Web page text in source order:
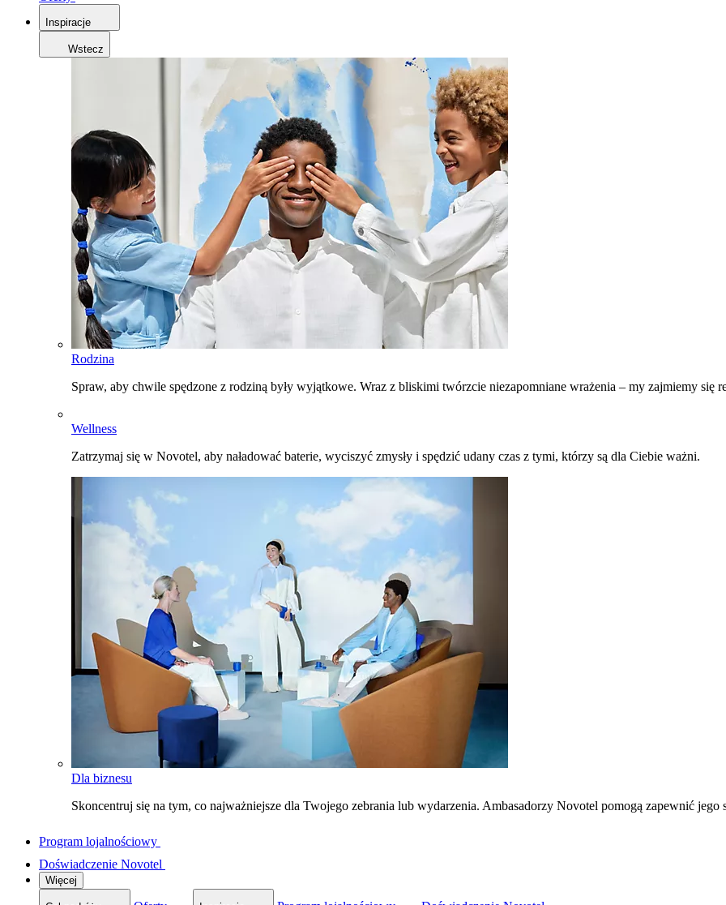
Inspiracje
Wstecz
Rodzina
Spraw, aby chwile spędzone z rodziną były wyjątkowe. Wraz z bliskimi twórzcie niezapomniane wrażenia – my zajmiemy się
Wellness
Zatrzymaj się w Novotel, aby naładować baterie, wyciszyć zmysły i spędzić udany czas z tymi, którzy są dla Ciebie ważni.
Dla biznesu
Skoncentruj się na tym, co najważniejsze dla Twojego zebrania lub wydarzenia. Ambasadorzy Novotel pomogą zapewnić jego
Program lojalnościowy
Doświadczenie Novotel
Więcej